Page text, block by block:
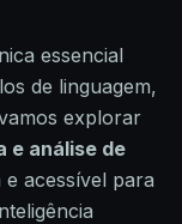
essencial
de linguagem,
explorar
e análise de
acessível para